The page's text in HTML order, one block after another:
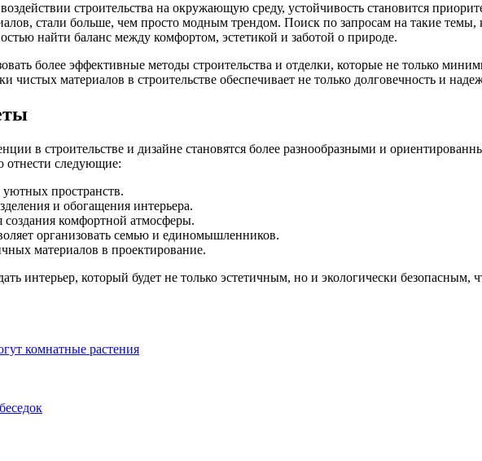
строительства на окружающую среду, устойчивость становится
стали больше, чем просто модным трендом. Поиск по запросам на такие темы,
найти баланс между комфортом, эстетикой и заботой о природе.
более эффективные методы строительства и отделки, которые не только
чистых материалов в строительстве обеспечивает не только долговечность и
в строительстве и дизайне становятся более разнообразными и
отнести следующие:
уютных пространств.
и обогащения интерьера.
комфортной атмосферы.
организовать семью и единомышленников.
материалов в проектирование.
интерьер, который будет не только эстетичным, но и экологически безопасным,
комнатные растения